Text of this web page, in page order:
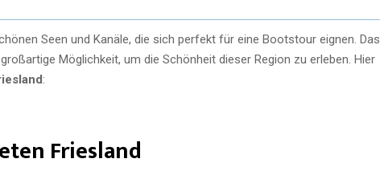
Seen und Kanäle, die sich perfekt für eine Bootstour eignen. Das
Möglichkeit, um die Schönheit dieser Region zu erleben. Hier
:
Friesland